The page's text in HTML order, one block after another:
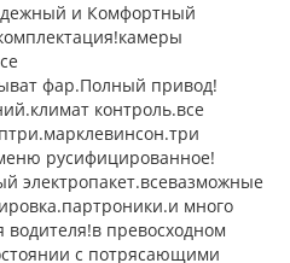
и Комфортный
фар.Полный привод!
контроль.все
русифицированное!
электропакет.всевазможные
много
превосходном
с потрясающими